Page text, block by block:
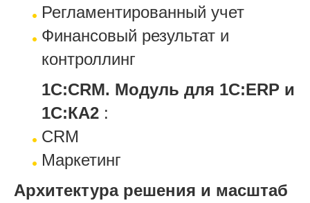
Регламентированный учет
Финансовый результат и
контроллинг
1С:CRM. Модуль для 1С:ERP и
1С:КА2 :
CRM
Маркетинг
Архитектура решения и масштаб